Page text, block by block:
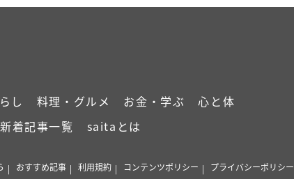
し 料理・グルメ お金・学ぶ
心と体
新着記事一覧 saitaとは
おすすめ記事 利用規約 コンテンツポリシー プライバシーポリシー